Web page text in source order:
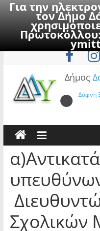
Για την
τον Δήμο
to
Παρασκευή,
Δήμος
Δάφνη
Σχολικών